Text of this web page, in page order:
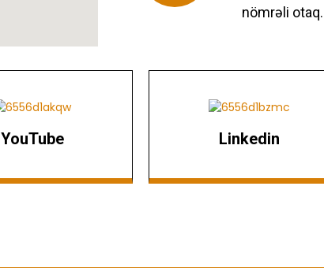
nömrəli otaq.
YouTube Linkedin